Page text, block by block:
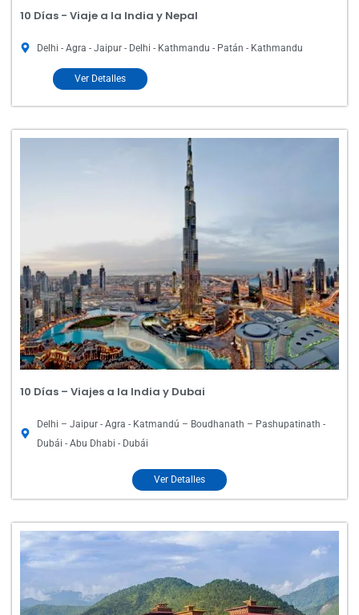
10 Días - Viaje a la India y Nepal
Delhi - Agra - Jaipur - Delhi - Kathmandu - Patán - Kathmandu
Ver Detalles
10 Días – Viajes a la India y Dubai
Delhi – Jaipur - Agra - Katmandú – Boudhanath – Pashupatinath -
Dubái - Abu Dhabi - Dubái
Ver Detalles